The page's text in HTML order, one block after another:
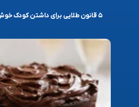
۵ قانون طلایی برای داشتن کودک خوش غذا و خوش اشتها